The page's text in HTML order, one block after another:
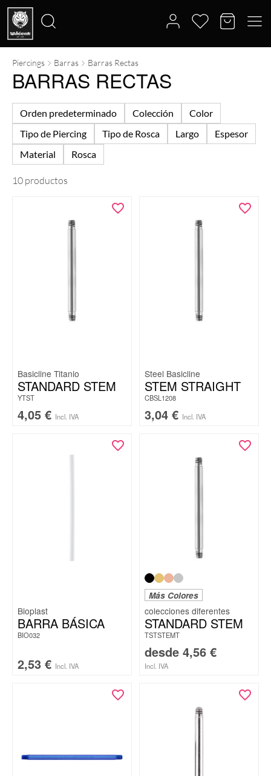
Buscar
por:
Piercings Barras Barras Rectas
BARRAS RECTAS
Orden predeterminado Colección
Color
Tipo de Piercing
Tipo de Rosca Largo
Espesor
Material
Rosca
10 productos
Basicline Titanio
STANDARD STEM
YTST
4,05 € Incl. IVA
Steel Basicline
STEM STRAIGHT
CBSL1208
3,04 € Incl. IVA
Bioplast
BARRA BÁSICA
BIO032
2,53 € Incl. IVA
Más Colores
STANDARD STEM
TSTSTEMT
desde 4,56 €
Incl. IVA